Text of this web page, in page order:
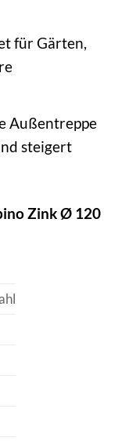
für Gärten,
Außentreppe
steigert
Zink Ø 120